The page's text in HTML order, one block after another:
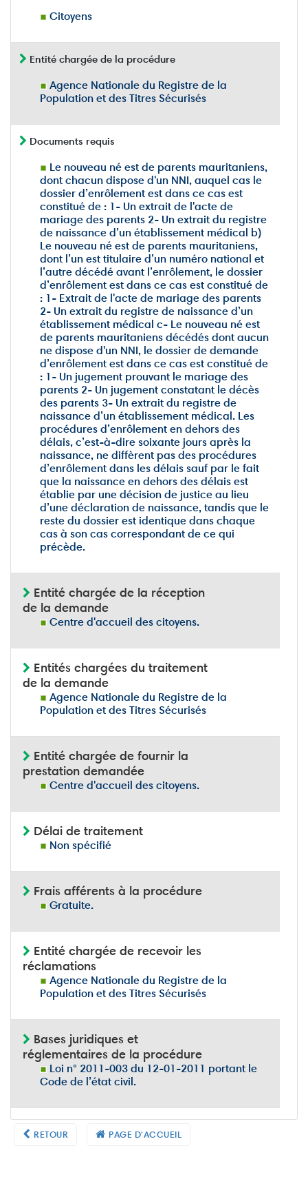
Citoyens
Entité chargée de la procédure
Agence Nationale du Registre de la
Population et des Titres Sécurisés
Documents requis
Le nouveau né est de parents mauritaniens,
dont chacun dispose d'un NNI, auquel cas le
dossier d’enrôlement est dans ce cas est
constitué de : 1- Un extrait de l'acte de
mariage des parents 2- Un extrait du registre
de naissance d’un établissement médical b)
Le nouveau né est de parents mauritaniens,
dont l’un est titulaire d’un numéro national et
l’autre décédé avant l’enrôlement, le dossier
d’enrôlement est dans ce cas est constitué de
: 1- Extrait de l'acte de mariage des parents
2- Un extrait du registre de naissance d’un
établissement médical c- Le nouveau né est
de parents mauritaniens décédés dont aucun
ne dispose d'un NNI, le dossier de demande
d’enrôlement est dans ce cas est constitué de
: 1- Un jugement prouvant le mariage des
parents 2- Un jugement constatant le décès
des parents 3- Un extrait du registre de
naissance d’un établissement médical. Les
procédures d’enrôlement en dehors des
délais, c’est-à-dire soixante jours après la
naissance, ne diffèrent pas des procédures
d’enrôlement dans les délais sauf par le fait
que la naissance en dehors des délais est
établie par une décision de justice au lieu
d’une déclaration de naissance, tandis que le
reste du dossier est identique dans chaque
cas à son cas correspondant de ce qui
précède.
Entité chargée de la réception
de la demande
Centre d'accueil des citoyens.
Entités chargées du traitement
de la demande
Agence Nationale du Registre de la
Population et des Titres Sécurisés
Entité chargée de fournir la
prestation demandée
Centre d'accueil des citoyens.
Délai de traitement
Non spécifié
Frais afférents à la procédure
Gratuite.
Entité chargée de recevoir les
réclamations
Agence Nationale du Registre de la
Population et des Titres Sécurisés
Bases juridiques et
réglementaires de la procédure
Loi n° 2011-003 du 12-01-2011 portant le
Code de l’état civil.
RETOUR PAGE D'ACCUEIL